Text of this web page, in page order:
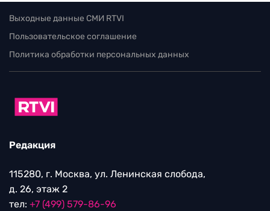
Выходные данные СМИ RTVI
Пользовательское соглашение
Политика обработки персональных данных
Редакция
115280, г. Москва, ул. Ленинская слобода,
д. 26, этаж 2
тел: +7 (499) 579-86-96